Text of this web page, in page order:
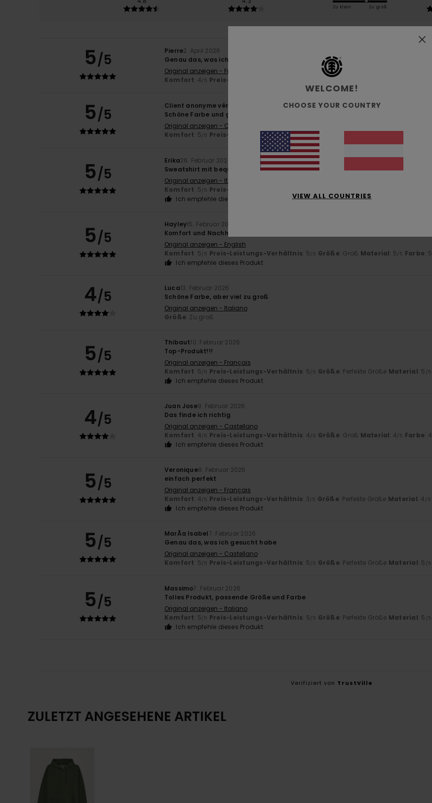
Zu klein Zu groß
5/5 Pierre2. April 2026
Genau das, was ich gesucht habe
Original anzeigen - Français
Komfort: 4/5 Preis-Leistungs-Verhältnis Größe
5/5 Client anonyme vérifié
Schöne Farbe und gute Qualität
Original anzeigen - Castellano
Komfort: 5/5 Preis-Leistungs-Verhältnis: 5/5 Größe
5/5
Erika26. Februar 2026
Sweatshirt mit bequemer Passform, schöner Stoff.
Original anzeigen - Italiano
Komfort: 5/5 Preis-Leistungs-Verhältnis
Ich empfehle dieses Produkt
5/5
Hayley15. Februar 2026
Komfort und Nachhaltigkeit ohne Schnickschnack
Original anzeigen - English
Komfort: 5/5 Preis-Leistungs-Verhältnis: 5/5 Größe: Groß Material: 5/5 Farbe: 5
Ich empfehle dieses Produkt
4/5 Luca13. Februar 2026
Schöne Farbe, aber viel zu groß
Original anzeigen - Italiano
Größe: Zu groß
5/5
Thibaut10. Februar 2026
Top-Produkt!!!
Original anzeigen - Français
Komfort: 5/5 Preis-Leistungs-Verhältnis: 5/5 Größe: Perfekte Größe Material: 5 /5
Ich empfehle dieses Produkt
4/5
Juan Jose9. Februar 2026
Das finde ich richtig
Original anzeigen - Castellano
Komfort: 4/5 Preis-Leistungs-Verhältnis: 4/5 Größe: Groß Material: 4/5 Farbe: 4
Ich empfehle dieses Produkt
5/5
Veronique8. Februar 2026
einfach perfekt
Original anzeigen - Français
Komfort: 4/5 Preis-Leistungs-Verhältnis: 3/5 Größe: Perfekte Größe Material: 4 /5
Ich empfehle dieses Produkt
5/5 MarÃ­a Isabel7. Februar 2026
Genau das, was ich gesucht habe
Original anzeigen - Castellano
Komfort: 5/5 Preis-Leistungs-Verhältnis: 5/5 Größe: Perfekte Größe Material: 5 /5
5/5
Massimo7. Februar 2026
Tolles Produkt, passende Größe und Farbe
Original anzeigen - Italiano
Komfort: 5/5 Preis-Leistungs-Verhältnis: 5/5 Größe: Perfekte Größe Material: 5 /5
Ich empfehle dieses Produkt
Verifiziert von TrustVille
ZULETZT ANGESEHENE ARTIKEL
WELCOME!
CHOOSE YOUR COUNTRY
VIEW ALL COUNTRIES